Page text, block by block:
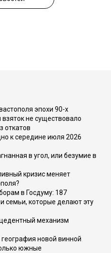
эпохи 90-х
не существовало
откатов
к середине июля 2026
в угол, или безумие в
кризис меняет
в Госдуму: 187
семьи, которые делают эту
механизм
новой винной
южные